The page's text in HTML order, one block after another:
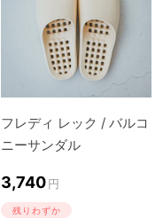
フレディ レック / バルコ
ニーサンダル
3,740円
残りわずか